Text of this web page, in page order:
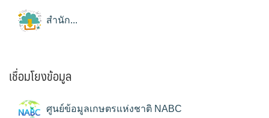
สำนัก...
เชื่อมโยงข้อมูล
ศูนย์ข้อมูลเกษตรแห่งชาติ NABC